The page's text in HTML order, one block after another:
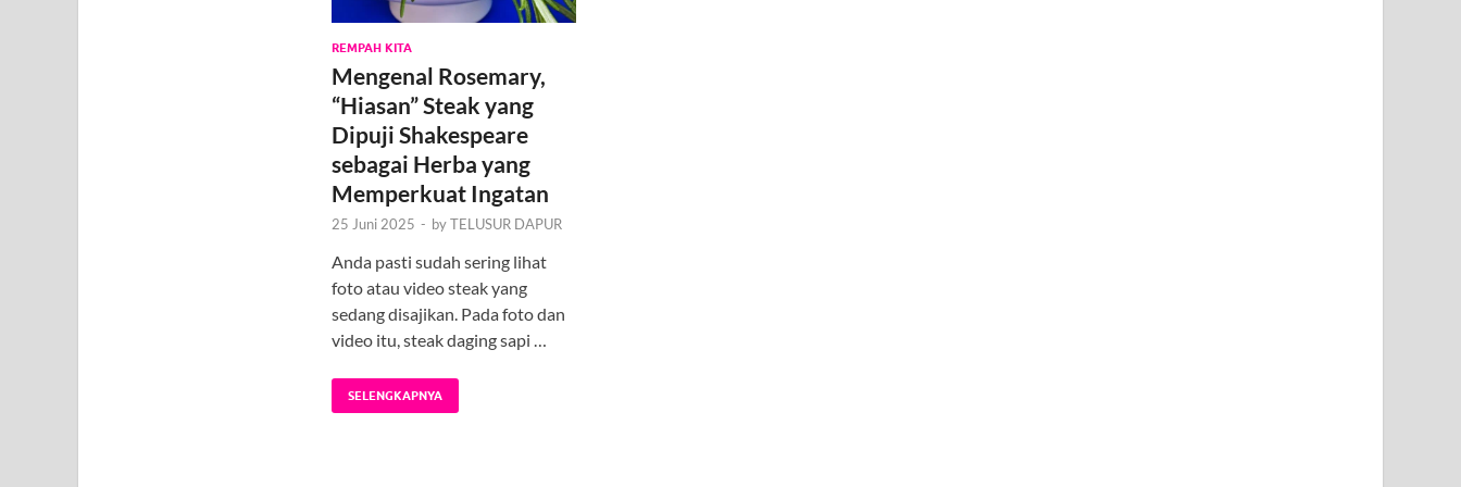
REMPAH KITA
Mengenal Rosemary,
“Hiasan” Steak yang
Dipuji Shakespeare
sebagai Herba yang
Memperkuat Ingatan
25 Juni 2025 - byTELUSUR DAPUR
Anda pasti sudah sering lihat
foto atau video steak yang
sedang disajikan. Pada foto dan
video itu, steak daging sapi …
SELENGKAPNYA